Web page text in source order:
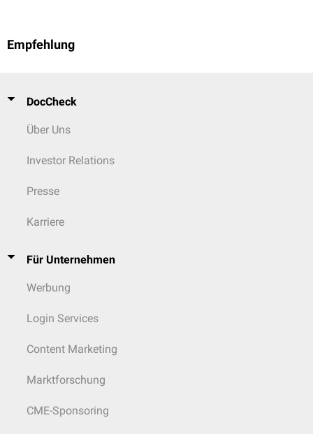
Empfehlung
DocCheck
Über Uns
Investor Relations
Presse
Karriere
Für Unternehmen
Werbung
Login Services
Content Marketing
Marktforschung
CME-Sponsoring